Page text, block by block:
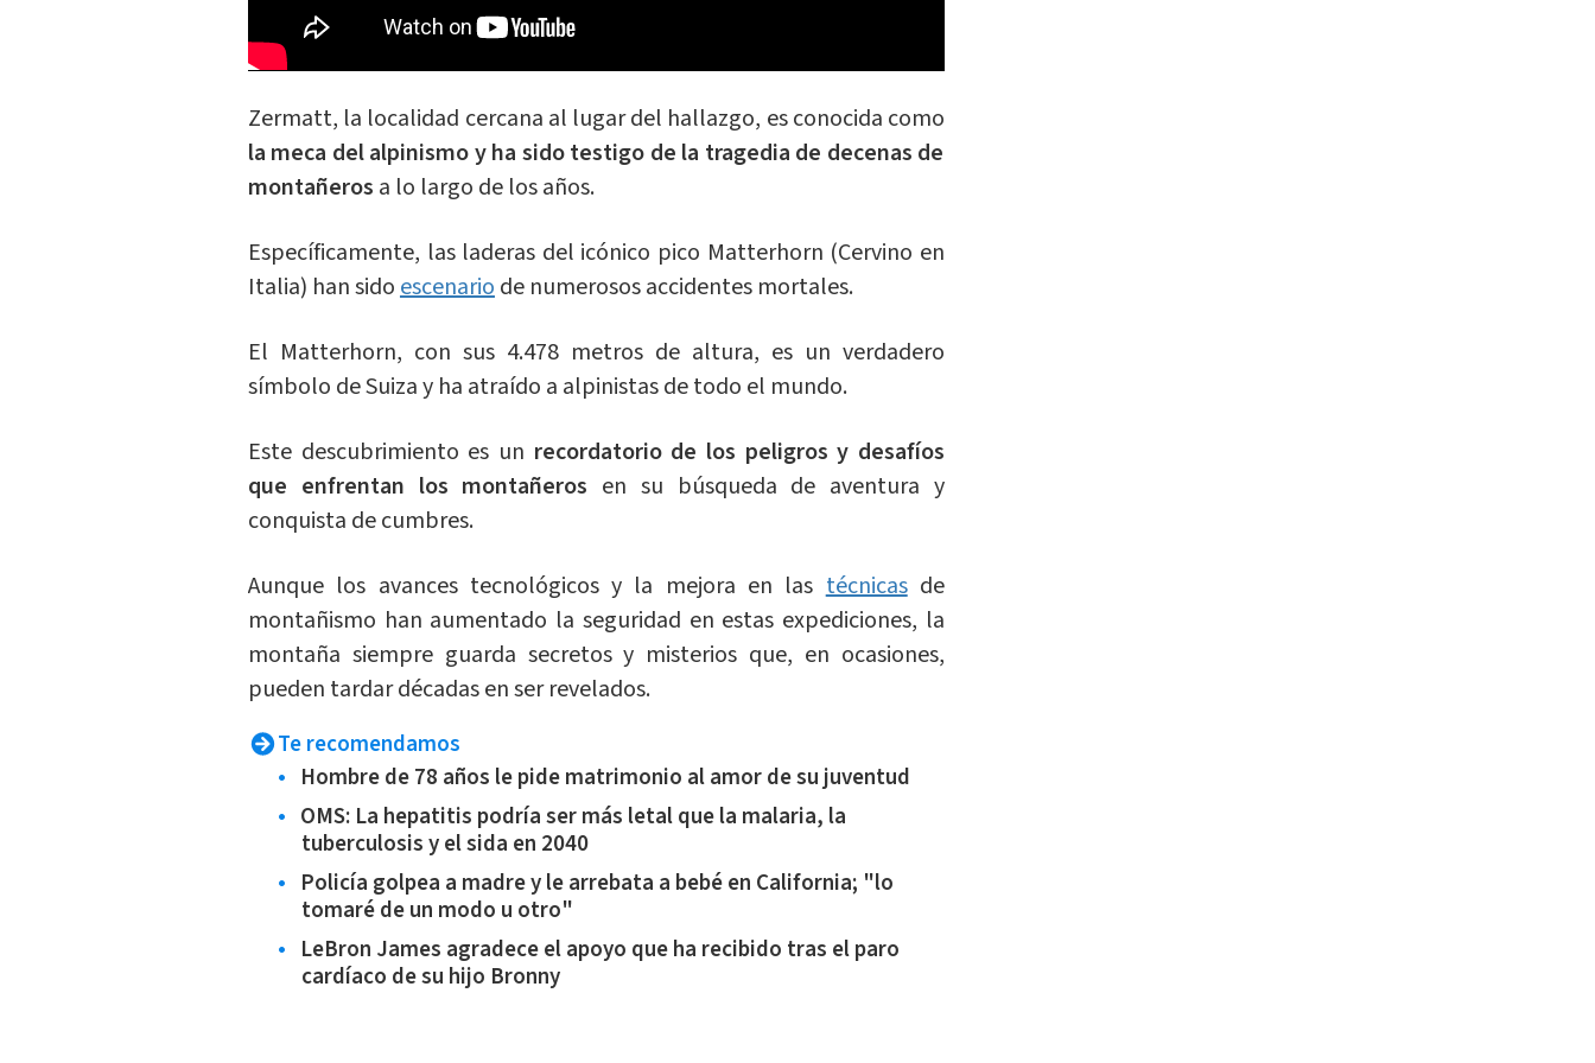
Zermatt, la localidad cercana al lugar del hallazgo, es conocida como
la meca del alpinismo y ha sido testigo de la tragedia de decenas de
montañeros a lo largo de los años.
Específicamente, las laderas del icónico pico Matterhorn (Cervino en
Italia) han sido escenario de numerosos accidentes mortales.
El Matterhorn, con sus 4.478 metros de altura, es un verdadero
símbolo de Suiza y ha atraído a alpinistas de todo el mundo.
Este descubrimiento es un recordatorio de los peligros y desafíos
que enfrentan los montañeros en su búsqueda de aventura y
conquista de cumbres.
Aunque los avances tecnológicos y la mejora en las técnicasde
montañismo han aumentado la seguridad en estas expediciones, la
montaña siempre guarda secretos y misterios que, en ocasiones,
pueden tardar décadas en ser revelados.
Te recomendamos
Hombre de 78 años le pide matrimonio al amor de su juventud
OMS: La hepatitis podría ser más letal que la malaria, la
tuberculosis y el sida en 2040
Policía golpea a madre y le arrebata a bebé en California; "lo
tomaré de un modo u otro"
LeBron James agradece el apoyo que ha recibido tras el paro
cardíaco de su hijo Bronny